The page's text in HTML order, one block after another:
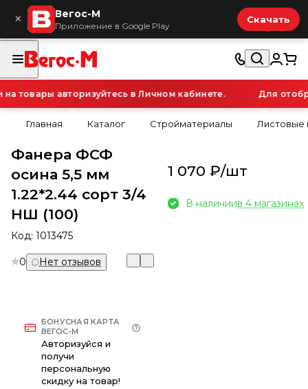
× Вегос-М
Приложение в Google Play
Скачать
авторизуйтесь в Личном кабинете. Для
Главная Каталог Стройматериалы Листовые
Фанера ФСФ
осина 5,5 мм
1.22*2.44 сорт 3/4
НШ (100)
Код: 1013475
0 Нет отзывов
БОНУСНАЯ КАРТА
ВЕГОС-М
Авторизуйся и
получи
персональную
скидку на товар!
1 070 ₽/шт
В наличиив 4 магазинах